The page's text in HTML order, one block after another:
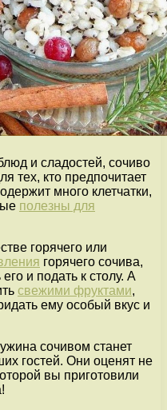
и сладостей, сочиво
тех, кто предпочитает
много клетчатки,
полезны для
горячего или
горячего сочива,
и подать к столу. А
свежими фруктами,
ему особый вкус и
сочивом станет
гостей. Они оценят не
вы приготовили